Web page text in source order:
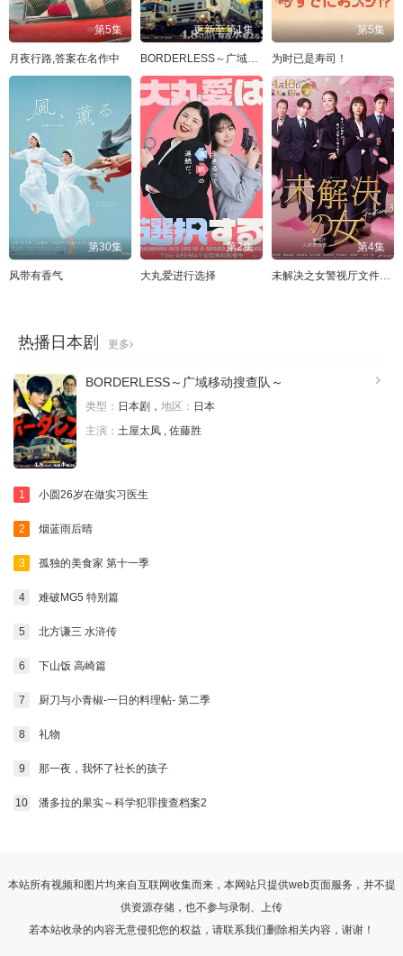
第5集
月夜行路,答案在名作中
更新至第1集
BORDERLESS～广域移动搜查队～
第5集
为时已是寿司！
第30集
风带有香气
第2集
大丸爱进行选择
第4集
未解决之女警视厅文件捜査官第三季
热播日本剧 更多
BORDERLESS～广域移动搜查队～
类型： 日本剧， 地区： 日本
主演： 土屋太凤 , 佐藤胜
1 小圆26岁在做实习医生
2 烟蓝雨后晴
3 孤独的美食家 第十一季
4 难破MG5 特别篇
5 北方谦三 水浒传
6 下山饭 高崎篇
7 厨刀与小青椒-一日的料理帖- 第二季
8 礼物
9 那一夜，我怀了社长的孩子
10 潘多拉的果实～科学犯罪搜查档案2
本站所有视频和图片均来自互联网收集而来，本网站只提供web页面服务，并不提
供资源存储，也不参与录制、上传
若本站收录的内容无意侵犯您的权益，请联系我们删除相关内容，谢谢！